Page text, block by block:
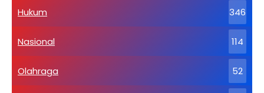
Hukum 346
Nasional 114
Olahraga 52